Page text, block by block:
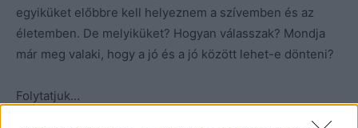
egyiküket előbbre kell helyeznem a szívemben és az
életemben. De melyiküket? Hogyan válasszak? Mondja
már meg valaki, hogy a jó és a jó között lehet-e dönteni?
Folytatjuk…